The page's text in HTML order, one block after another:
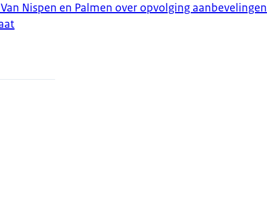
Nispen en Palmen over opvolging aanbevelingen